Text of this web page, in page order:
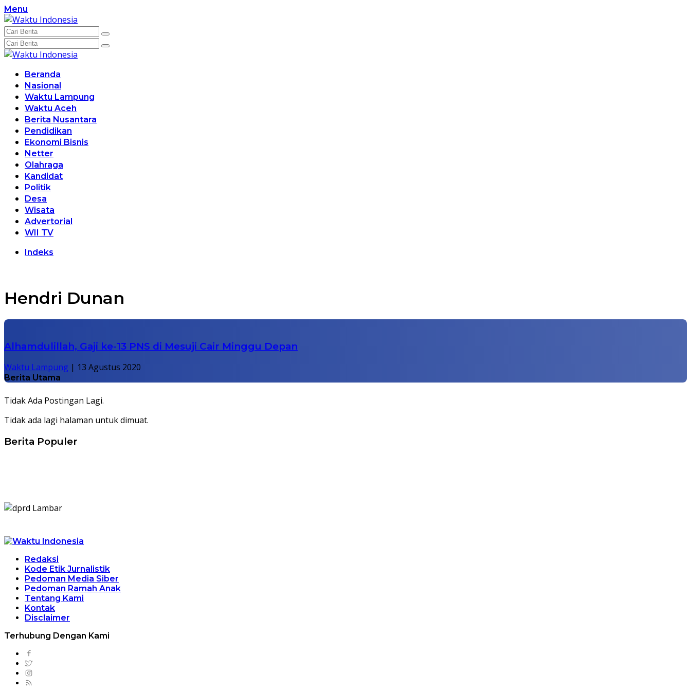
Langsung
ke
konten
Menu
Beranda
Nasional
Waktu Lampung
Waktu Aceh
Berita Nusantara
Pendidikan
Ekonomi Bisnis
Netter
Olahraga
Kandidat
Politik
Desa
Wisata
Advertorial
WII TV
Indeks
Hendri Dunan
Alhamdulillah, Gaji ke-13 PNS di Mesuji Cair Minggu Depan
Waktu Lampung | 13 Agustus 2020
Berita Utama
Tidak Ada Postingan Lagi.
Tidak ada lagi halaman untuk dimuat.
Berita Populer
Redaksi
Kode Etik Jurnalistik
Pedoman Media Siber
Pedoman Ramah Anak
Tentang Kami
Kontak
Disclaimer
Terhubung Dengan Kami